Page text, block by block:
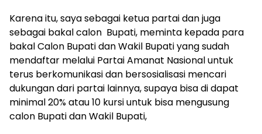
Karena itu, saya sebagai ketua partai dan juga
sebagai bakal calon Bupati, meminta kepada para
bakal Calon Bupati dan Wakil Bupati yang sudah
mendaftar melalui Partai Amanat Nasional untuk
terus berkomunikasi dan bersosialisasi mencari
dukungan dari partai lainnya, supaya bisa di dapat
minimal 20% atau 10 kursi untuk bisa mengusung
calon Bupati dan Wakil Bupati,